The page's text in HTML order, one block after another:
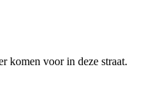
komen voor in deze straat.